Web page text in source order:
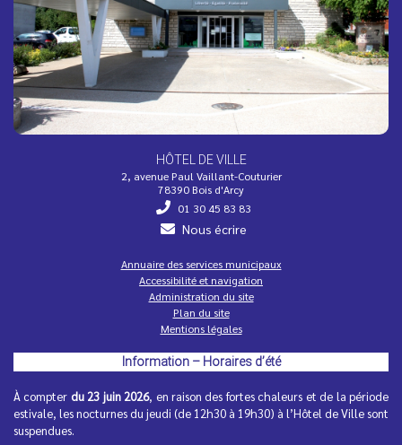
HÔTEL DE VILLE
2, avenue Paul Vaillant-Couturier
78390 Bois d'Arcy
01 30 45 83 83
Nous écrire
Annuaire des services municipaux
Accessibilité et navigation
Administration du site
Plan du site
Mentions légales
Information – Horaires d’été
À compter du 23 juin 2026, en raison des fortes chaleurs et de la période
estivale, les nocturnes du jeudi (de 12h30 à 19h30) à l’Hôtel de Ville sont
suspendues.